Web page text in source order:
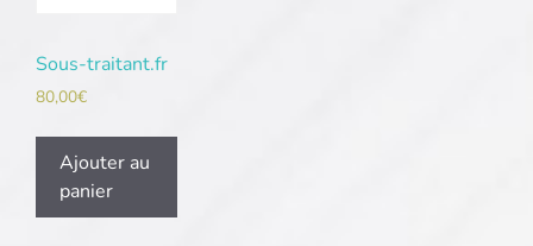
Sous-traitant.fr
80,00€
Ajouter au
panier